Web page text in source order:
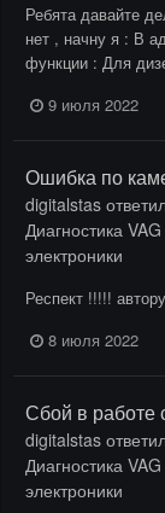
Ребята давайте
нет , начну я : В
функции : Для
9 июля 2022
Ошибка по
digitalstas
Диагностика
электроники
Респект !!!!!
8 июля 2022
Сбой в работе
digitalstas
Диагностика
электроники